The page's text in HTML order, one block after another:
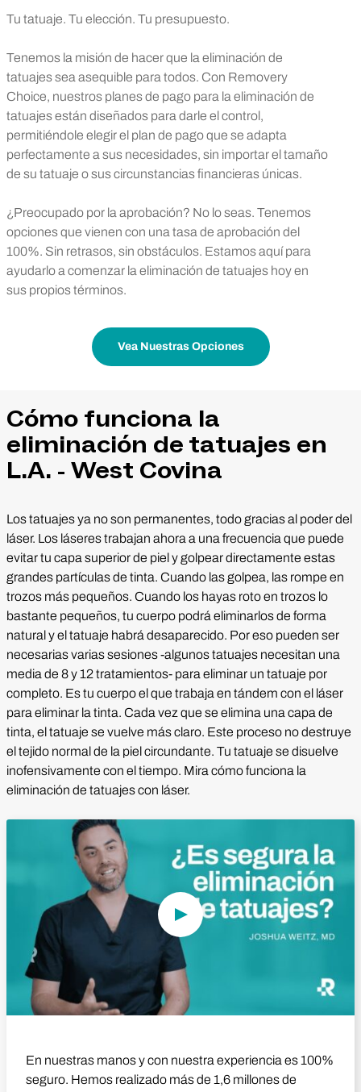
Tu tatuaje. Tu elección. Tu presupuesto.
Tenemos la misión de hacer que la eliminación de
tatuajes sea asequible para todos. Con Removery
Choice, nuestros planes de pago para la eliminación de
tatuajes están diseñados para darle el control,
permitiéndole elegir el plan de pago que se adapta
perfectamente a sus necesidades, sin importar el tamaño
de su tatuaje o sus circunstancias financieras únicas.
¿Preocupado por la aprobación? No lo seas. Tenemos
opciones que vienen con una tasa de aprobación del
100%. Sin retrasos, sin obstáculos. Estamos aquí para
ayudarlo a comenzar la eliminación de tatuajes hoy en
sus propios términos.
Vea Nuestras Opciones
Cómo funciona la
eliminación de tatuajes en
L.A. - West Covina
Los tatuajes ya no son permanentes, todo gracias al poder del
láser. Los láseres trabajan ahora a una frecuencia que puede
evitar tu capa superior de piel y golpear directamente estas
grandes partículas de tinta. Cuando las golpea, las rompe en
trozos más pequeños. Cuando los hayas roto en trozos lo
bastante pequeños, tu cuerpo podrá eliminarlos de forma
natural y el tatuaje habrá desaparecido. Por eso pueden ser
necesarias varias sesiones -algunos tatuajes necesitan una
media de 8 y 12 tratamientos- para eliminar un tatuaje por
completo. Es tu cuerpo el que trabaja en tándem con el láser
para eliminar la tinta. Cada vez que se elimina una capa de
tinta, el tatuaje se vuelve más claro. Este proceso no destruye
el tejido normal de la piel circundante. Tu tatuaje se disuelve
inofensivamente con el tiempo. Mira cómo funciona la
eliminación de tatuajes con láser.
En nuestras manos y con nuestra experiencia es 100%
seguro. Hemos realizado más de 1,6 millones de